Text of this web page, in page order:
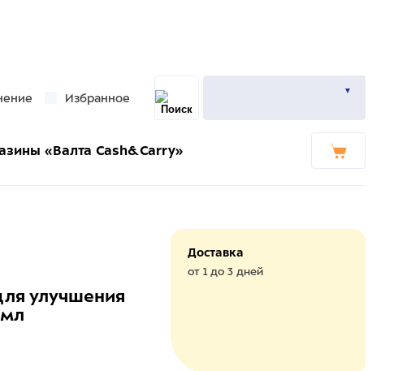
Избранное
«Валта Cash&Carry»
улучшения
Доставка
от 1 до 3 дней